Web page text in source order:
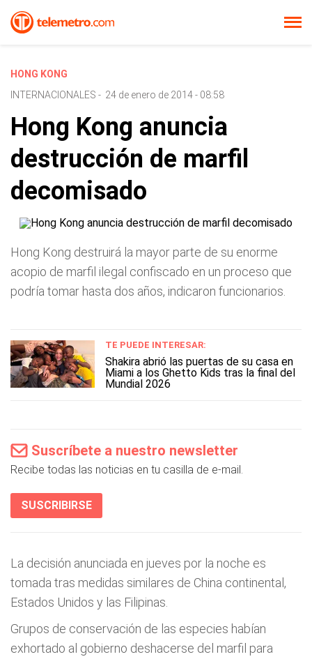
HONG KONG
INTERNACIONALES - 24 de enero de 2014 - 08:58
Hong Kong anuncia
destrucción de marfil
decomisado
Hong Kong destruirá la mayor parte de su enorme
acopio de marfil ilegal confiscado en un proceso que
podría tomar hasta dos años, indicaron funcionarios.
TE PUEDE INTERESAR:
Shakira abrió las puertas de su casa en
Miami a los Ghetto Kids tras la final del
Mundial 2026
Suscríbete a nuestro newsletter
Recibe todas las noticias en tu casilla de e-mail.
SUSCRIBIRSE
La decisión anunciada en jueves por la noche es
tomada tras medidas similares de China continental,
Estados Unidos y las Filipinas.
Grupos de conservación de las especies habían
exhortado al gobierno deshacerse del marfil para